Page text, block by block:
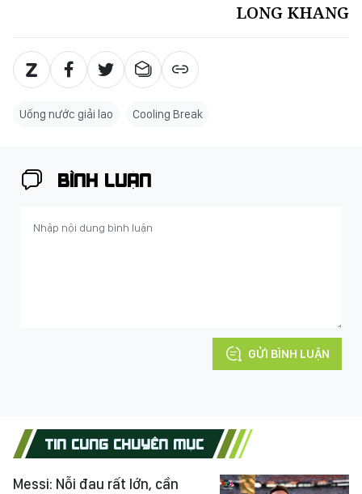
LONG KHANG
Uống nước giải lao Cooling Break
BÌNH LUẬN
GỬI BÌNH LUẬN
TIN CÙNG CHUYÊN MỤC
Messi: Nỗi đau rất lớn, cần